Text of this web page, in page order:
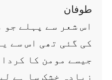
طوفان
اس شعر سے پہلے
کی گئی تھی اس سے
جیسے مومن کا
زیادہ خشک سا ہے